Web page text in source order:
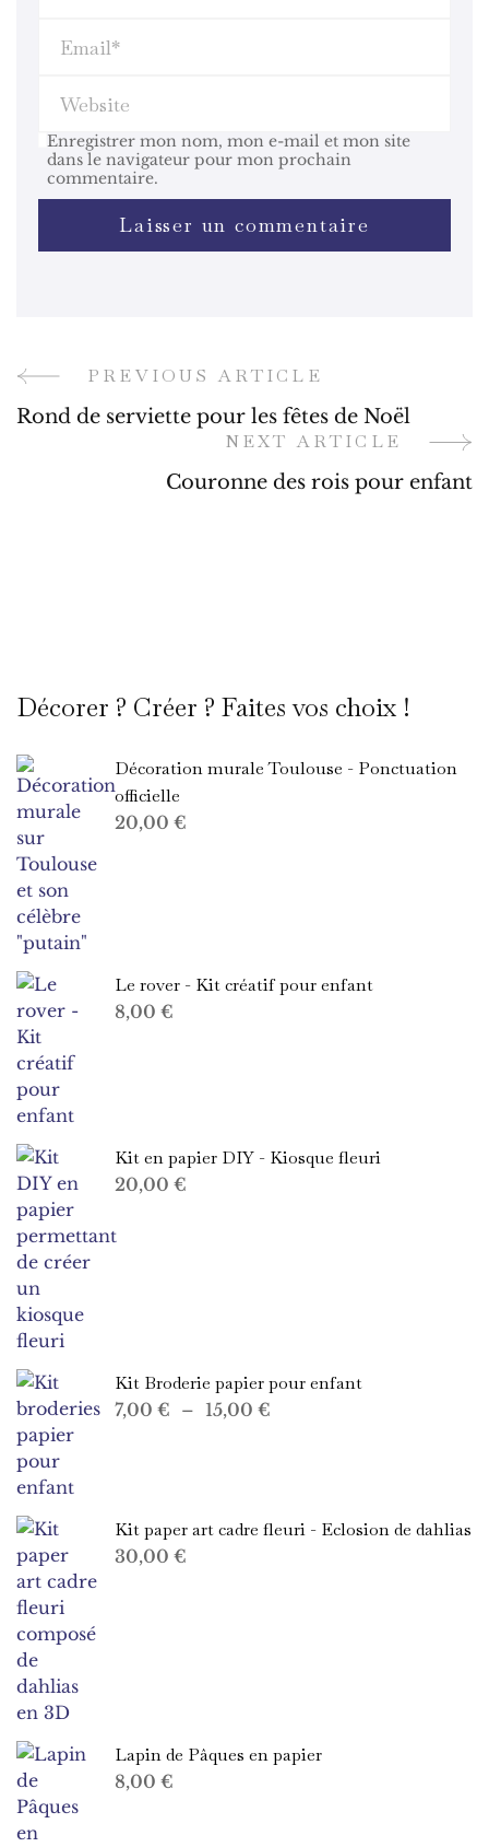
Enregistrer mon nom, mon e-mail et mon site
dans le navigateur pour mon prochain
commentaire.
Post
Navigation
PREVIOUS ARTICLE
Rond de serviette pour les fêtes de Noël
NEXT ARTICLE
Couronne des rois pour enfant
Décorer ? Créer ? Faites vos choix !
Décoration murale Toulouse - Ponctuation
officielle
20,00 €
Le rover - Kit créatif pour enfant
8,00 €
Kit en papier DIY - Kiosque fleuri
20,00 €
Kit Broderie papier pour enfant
7,00 € – 15,00 €
15,00 €
Kit paper art cadre fleuri - Eclosion de dahlias
30,00 €
Lapin de Pâques en papier
8,00 €